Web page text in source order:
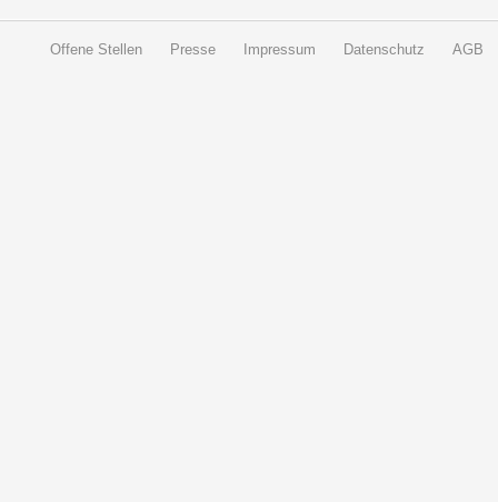
Offene Stellen Presse Impressum Datenschutz AGB